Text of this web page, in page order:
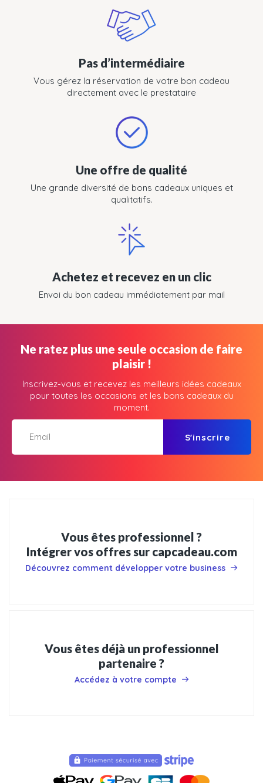
Pas d’intermédiaire
Vous gérez la réservation de votre bon cadeau
directement avec le prestataire
Une offre de qualité
Une grande diversité de bons cadeaux uniques et
qualitatifs.
Achetez et recevez en un clic
Envoi du bon cadeau immédiatement par mail
Ne ratez plus une seule occasion de faire
plaisir !
Inscrivez-vous et recevez les meilleurs idées cadeaux
pour toutes les occasions et les bons cadeaux du
moment.
S'inscrire
Vous êtes professionnel ?
Intégrer vos offres sur capcadeau.com
Découvrez comment développer votre business
Vous êtes déjà un professionnel
partenaire ?
Accédez à votre compte